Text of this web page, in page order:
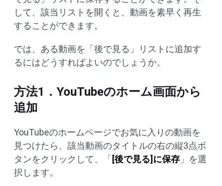
して、該当リストを開くと、動画を素早く再生
することができます。
では、ある動画を「後で見る」リストに追加す
るにはどうすればよいのでしょうか。
方法1．YouTubeのホーム画面から
追加
YouTubeのホームページでお気に入りの動画を
見つけたら、該当動画のタイトルの右の縦3点ボ
タンをクリックして、「 [後で見る]に保存 」を選
択します。